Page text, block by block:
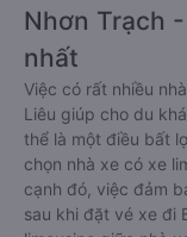
Nhơn Trạch
nhất
Việc có rất nhiều
Liêu giúp cho du
thể là một điều bất
chọn nhà xe có xe
cạnh đó, việc đảm
sau khi đặt vé xe đi